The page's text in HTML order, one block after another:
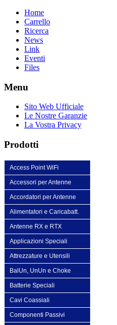
Home
Carrello
Ricerca
News
Link
Eventi
Files
Menu
Sito Web Ufficiale
Le Nostre Garanzie
La Vostra Privacy
Prodotti
Access Point WiFi
Accessori per Antenne
Accordatori per Antenne
Alimentatori e Caricabatt.
Antenne RX e RTX
Applicazioni Speciali
Attrezzature e Utensili
BalUn, UnUn e Choke
Batterie Speciali
Cavi Coassiali
Componenti Passivi